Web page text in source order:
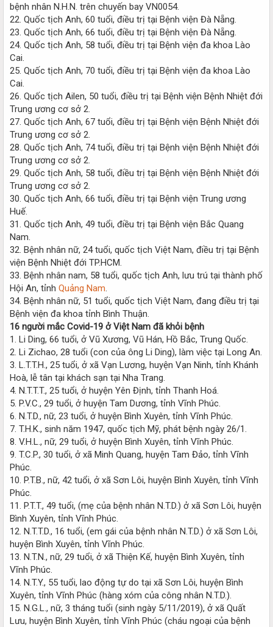
bệnh nhân N.H.N. trên chuyến bay VN0054.
22. Quốc tịch Anh, 60 tuổi, điều trị tại Bệnh viện Đà Nẵng.
23. Quốc tịch Anh, 66 tuổi, điều trị tại Bệnh viện Đà Nẵng.
24. Quốc tịch Anh, 58 tuổi, điều trị tại Bệnh viện đa khoa Lào
Cai.
25. Quốc tịch Anh, 70 tuổi, điều trị tại Bệnh viện đa khoa Lào
Cai.
26. Quốc tịch Ailen, 50 tuổi, điều trị tại Bệnh viện Bệnh Nhiệt đới
Trung ương cơ sở 2.
27. Quốc tịch Anh, 67 tuổi, điều trị tại Bệnh viện Bệnh Nhiệt đới
Trung ương cơ sở 2.
28. Quốc tịch Anh, 74 tuổi, điều trị tại Bệnh viện Bệnh Nhiệt đới
Trung ương cơ sở 2.
29. Quốc tịch Anh, 58 tuổi, điều trị tại Bệnh viện Bệnh Nhiệt đới
Trung ương cơ sở 2.
30. Quốc tịch Anh, 66 tuổi, điều trị tại Bệnh viện Trung ương
Huế.
31. Quốc tịch Anh, 49 tuổi, điều trị tại Bệnh viện Bắc Quang
Nam.
32. Bệnh nhân nữ, 24 tuổi, quốc tịch Việt Nam, điều trị tại Bệnh
viện Bệnh Nhiệt đới TP.HCM.
33. Bệnh nhân nam, 58 tuổi, quốc tịch Anh, lưu trú tại thành phố
Hội An, tỉnh Quảng Nam
34. Bệnh nhân nữ, 51 tuổi, quốc tịch Việt Nam, đang điều trị tại
Bệnh viện đa khoa tỉnh Bình Thuận.
16 người mắc Covid-19 ở Việt Nam đã khỏi bệnh
1. Li Ding, 66 tuổi, ở Vũ Xương, Vũ Hán, Hồ Bắc, Trung Quốc.
2. Li Zichao, 28 tuổi (con của ông Li Ding), làm việc tại Long An.
3. L.T.T.H., 25 tuổi, ở xã Vạn Lương, huyện Vạn Ninh, tỉnh Khánh
Hoà, lễ tân tại khách sạn tại Nha Trang.
4. N.T.T.T., 25 tuổi, ở huyện Yên Định, tỉnh Thanh Hoá.
5. P.V.C., 29 tuổi, ở huyện Tam Dương, tỉnh Vĩnh Phúc.
6. N.T.D., nữ, 23 tuổi, ở huyện Bình Xuyên, tỉnh Vĩnh Phúc.
7. T.H.K., sinh năm 1947, quốc tịch Mỹ, phát bệnh ngày 26/1.
8. V.H.L., nữ, 29 tuổi, ở huyện Bình Xuyên, tỉnh Vĩnh Phúc.
9. T.C.P., 30 tuổi, ở xã Minh Quang, huyện Tam Đảo, tỉnh Vĩnh
Phúc.
10. P.T.B., nữ, 42 tuổi, ở xã Sơn Lôi, huyện Bình Xuyên, tỉnh Vĩnh
Phúc.
11. P.T.T., 49 tuổi, (mẹ của bệnh nhân N.T.D.) ở xã Sơn Lôi, huyện
Bình Xuyên, tỉnh Vĩnh Phúc.
12. N.T.T.D., 16 tuổi, (em gái của bệnh nhân N.T.D.) ở xã Sơn Lôi,
huyện Bình Xuyên, tỉnh Vĩnh Phúc.
13. N.T.N., nữ, 29 tuổi, ở xã Thiện Kế, huyện Bình Xuyên, tỉnh
Vĩnh Phúc.
14. N.T.Y., 55 tuổi, lao động tự do tại xã Sơn Lôi, huyện Bình
Xuyên, tỉnh Vĩnh Phúc (hàng xóm của công nhân N.T.D.).
15. N.G.L., nữ, 3 tháng tuổi (sinh ngày 5/11/2019), ở xã Quất
Lưu, huyện Bình Xuyên, tỉnh Vĩnh Phúc (cháu ngoại của bệnh